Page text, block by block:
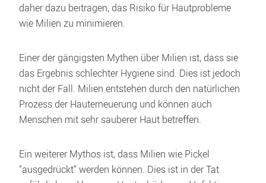
daher dazu beitragen, das Risiko für Hautprobleme
wie Milien zu minimieren.
Einer der gängigsten Mythen über Milien ist, dass sie
das Ergebnis schlechter Hygiene sind. Dies ist jedoch
nicht der Fall. Milien entstehen durch den natürlichen
Prozess der Hauterneuerung und können auch
Menschen mit sehr sauberer Haut betreffen.
Ein weiterer Mythos ist, dass Milien wie Pickel
"ausgedrückt" werden können. Dies ist in der Tat